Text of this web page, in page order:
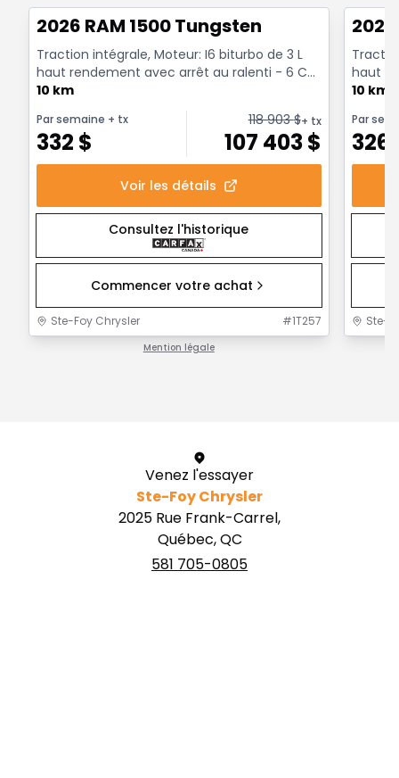
2026 RAM 1500 Tungsten
Traction intégrale, Moteur: I6 biturbo de 3 L
haut rendement avec arrêt au ralenti - 6 Cyl.
- Essenc...
10 km
Par semaine + tx
332 $
118 903$+ tx
107 403$
Voir les détails
Consultez l'historique
Commencer votre achat
Ste-Foy Chrysler #1T257
Mention légale
haut
-
10 km
Par
326
Ste-
Venez l'essayer
Ste-Foy Chrysler
2025 Rue Frank-Carrel,
Québec, QC
581 705-0805